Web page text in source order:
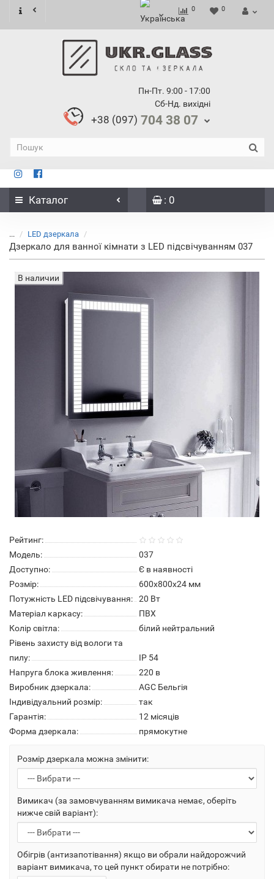
0 0
Пн-Пт. 9:00 - 17:00
Сб-Нд. вихідні
+38 (097) 704 38 07
Каталог : 0
... LED дзеркала
Дзеркало для ванної кімнати з LED підсвічуванням 037
В наличии
Рейтинг:
Модель:
037
Доступно:
Є в наявності
Розмір:
600х800х24 мм
Потужність LED підсвічування:
20 Вт
Матеріал каркасу:
ПВХ
Колір світла:
білий нейтральний
Рівень захисту від вологи та
пилу:
IP 54
Напруга блока живлення:
220 в
Виробник дзеркала:
AGC Бельгія
Індивідуальний розмір:
так
Гарантія:
12 місяців
Форма дзеркала:
прямокутне
Розмір дзеркала можна змінити:
Вимикач (за замовчуванням вимикача немає, оберіть
нижче свій варіант):
Обігрів (антизапотівання) якщо ви обрали найдорожчий
варіант вимикача, то цей пункт обирати не потрібно: